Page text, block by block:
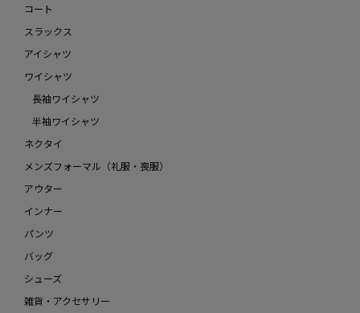
コート
スラックス
アイシャツ
ワイシャツ
長袖ワイシャツ
半袖ワイシャツ
ネクタイ
メンズフォーマル（礼服・喪服）
アウター
インナー
パンツ
バッグ
シューズ
雑貨・アクセサリー